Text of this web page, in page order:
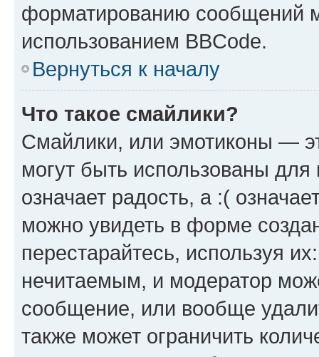
форматированию сообщений
использованием BBCode.
Вернуться к началу
Что такое смайлики?
Смайлики, или эмотиконы —
могут быть использованы
означает радость, а :(
можно увидеть в форме
перестарайтесь, используя
нечитаемым, и модератор
сообщение, или вообще
также может ограничить